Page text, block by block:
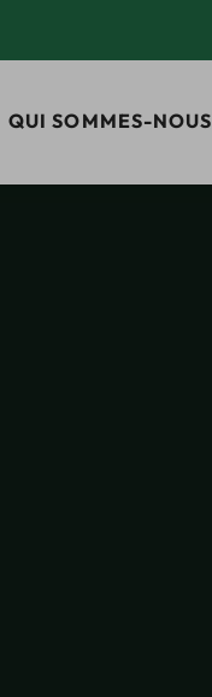
QUI SOMMES-NOUS